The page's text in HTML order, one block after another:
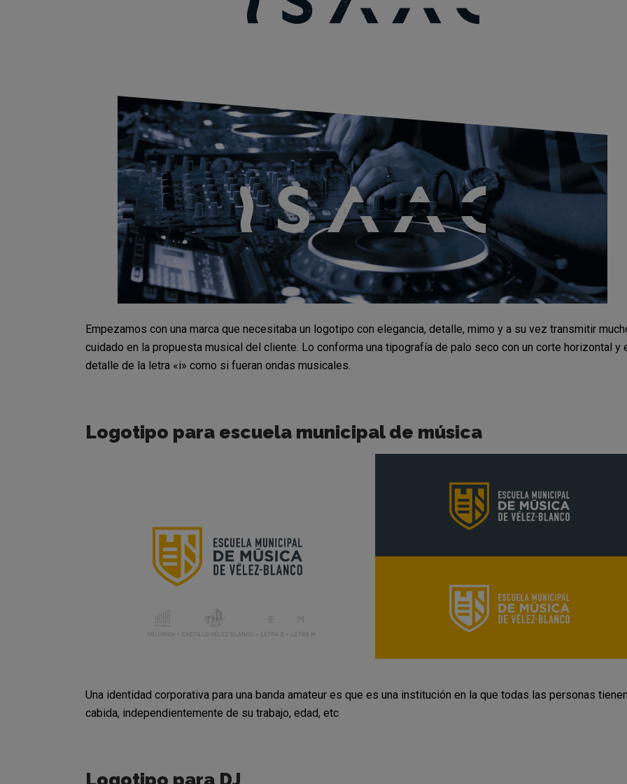
Empezamos con una marca que necesitaba un logotipo con elegancia, detalle, mimo y a su vez transmitir
cuidado en la propuesta musical del cliente. Lo conforma una tipografía de palo seco con un corte horizontal y
detalle de la letra «i» como si fueran ondas musicales.
Logotipo para escuela municipal de música
Una identidad corporativa para una banda amateur es que es una institución en la que todas las personas
cabida, independientemente de su trabajo, edad, etc